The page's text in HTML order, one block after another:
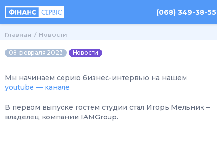
(068) 349-38-55
Главная Новости
08 февраля 2023 Новости
Мы начинаем серию бизнес-интервью на нашем
youtube — канале
В первом выпуске гостем студии стал Игорь Мельник –
владелец компании IAMGroup.